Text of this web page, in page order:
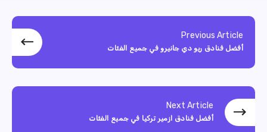
Previous Article
أفضل فنادق ريو دي جانيرو في جميع الفئات
Next Article
أفضل فنادق ازمير تركيا في جميع الفئات